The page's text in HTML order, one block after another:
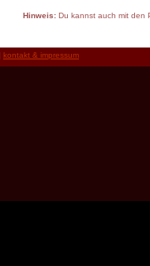
Hinweis:Du kannst auch mit den
kontakt & impressum